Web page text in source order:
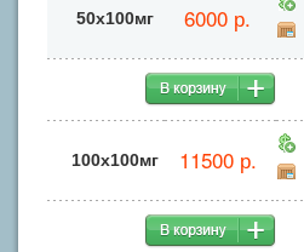
50x100мг 6000 р.
100x100мг 11500 р.